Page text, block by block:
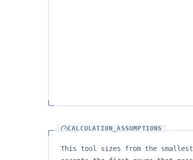
CALCULATION_ASSUMPTIONS
This tool sizes from the smallest